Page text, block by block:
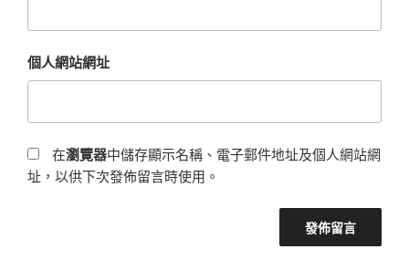
個人網站網址
在瀏覽器中儲存顯示名稱、電子郵件地址及個人網站網
址，以供下次發佈留言時使用。